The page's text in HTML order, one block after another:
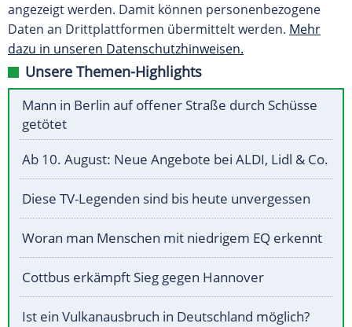
angezeigt werden. Damit können personenbezogene
Daten an Drittplattformen übermittelt werden. Mehr
dazu in unseren Datenschutzhinweisen.
Unsere Themen-Highlights
Mann in Berlin auf offener Straße durch Schüsse
getötet
Ab 10. August: Neue Angebote bei ALDI, Lidl & Co.
Diese TV-Legenden sind bis heute unvergessen
Woran man Menschen mit niedrigem EQ erkennt
Cottbus erkämpft Sieg gegen Hannover
Ist ein Vulkanausbruch in Deutschland möglich?